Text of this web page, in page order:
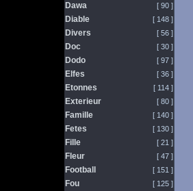
Dawa [ 90 ]
Diable [ 148 ]
Divers [ 56 ]
Doc [ 30 ]
Dodo [ 97 ]
Elfes [ 36 ]
Etonnes [ 114 ]
Exterieur [ 80 ]
Famille [ 140 ]
Fetes [ 130 ]
Fille [ 21 ]
Fleur [ 47 ]
Football [ 151 ]
Fou [ 125 ]